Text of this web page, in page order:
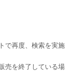
で再度、検索を実施
売を終了している場